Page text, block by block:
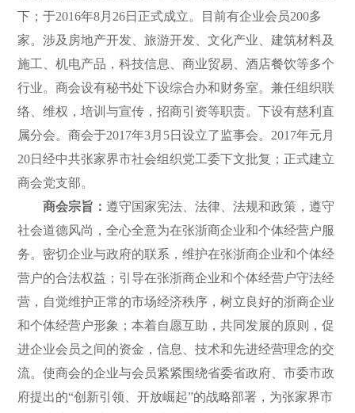
下；于2016年8月26日正式成立。目前有企业会员200多
家。涉及房地产开发、旅游开发、文化产业、建筑材料及
施工、机电产品，科技信息、商业贸易、酒店餐饮等多个
行业。商会设有秘书处下设综合办和财务室。兼任组织联
络、维权，培训与宣传，招商引资等职责。下设有慈利直
属分会。商会于2017年3月5日设立了监事会。2017年元月
20日经中共张家界市社会组织党工委下文批复；正式建立
商会党支部。
商会宗旨：遵守国家宪法、法律、法规和政策，遵守
社会道德风尚，全心全意为在张浙商企业和个体经营户服
务。密切企业与政府的联系，维护在张浙商企业和个体经
营户的合法权益；引导在张浙商企业和个体经营户守法经
营，自觉维护正常的市场经济秩序，树立良好的浙商企业
和个体经营户形象；本着自愿互助，共同发展的原则，促
进企业会员之间的资金，信息、技术和先进经营理念的交
流。使商会的企业与会员紧紧围绕省委省政府、市委市政
府提出的“创新引领、开放崛起”的战略部署，为张家界市